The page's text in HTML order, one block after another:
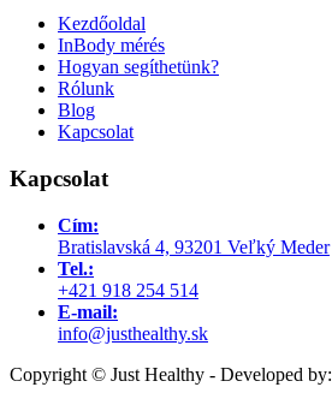
Kezdőoldal
InBody mérés
Hogyan segíthetünk?
Rólunk
Blog
Kapcsolat
Kapcsolat
Cím:
Bratislavská 4, 93201 Veľký Meder
Tel.:
+421 918 254 514
E-mail:
info@justhealthy.sk
Copyright © Just Healthy - Developed by: